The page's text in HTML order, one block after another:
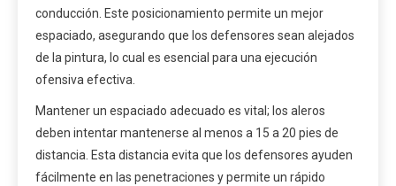
conducción. Este posicionamiento permite un mejor
espaciado, asegurando que los defensores sean alejados
de la pintura, lo cual es esencial para una ejecución
ofensiva efectiva.
Mantener un espaciado adecuado es vital; los aleros
deben intentar mantenerse al menos a 15 a 20 pies de
distancia. Esta distancia evita que los defensores ayuden
fácilmente en las penetraciones y permite un rápido